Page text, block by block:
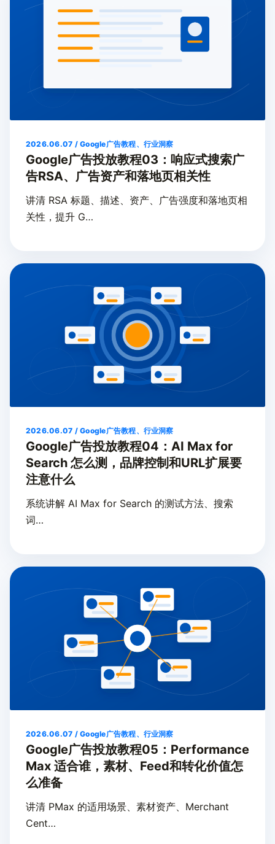
2026.06.07 / Google广告教程、行业洞察
Google广告投放教程03：响应式搜索广
告RSA、广告资产和落地页相关性
讲清 RSA 标题、描述、资产、广告强度和落地页相
关性，提升 G…
2026.06.07 / Google广告教程、行业洞察
Google广告投放教程04：AI Max for
Search 怎么测，品牌控制和URL扩展要
注意什么
系统讲解 AI Max for Search 的测试方法、搜索
词…
2026.06.07 / Google广告教程、行业洞察
Google广告投放教程05：Performance
Max 适合谁，素材、Feed和转化价值怎
么准备
讲清 PMax 的适用场景、素材资产、Merchant
Cent…